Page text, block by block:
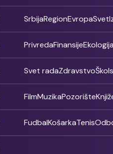
SrbijaRegionEvropaSvet
PrivredaFinansijeEkologija
Svet radaZdravstvo
FilmMuzikaPozorište
FudbalKošarkaTenis